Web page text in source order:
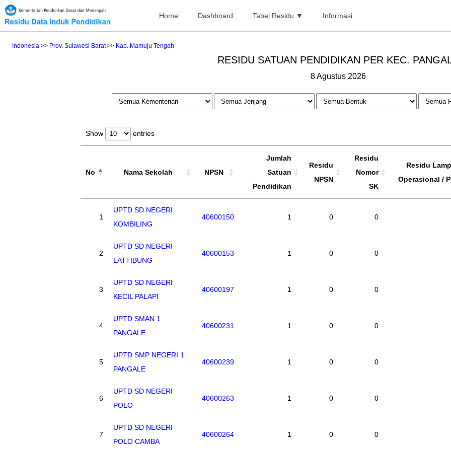
Home Dashboard Tabel Residu ▼ Informasi
Indonesia >> Prov. Sulawesi Barat>> Kab. Mamuju Tengah
RESIDU SATUAN PENDIDIKAN PER KEC.
8 Agustus 2026
Show entries
No Nama Sekolah NPSN
Jumlah
Satuan
Pendidikan
Residu
NPSN
Residu
Nomor
SK
Residu
Operasional /
1
UPTD SD NEGERI
KOMBILING
40600150 1 0 0
2
UPTD SD NEGERI
LATTIBUNG
40600153 1 0 0
3
UPTD SD NEGERI
KECIL PALAPI
40600197 1 0 0
4
UPTD SMAN 1
PANGALE
40600231 1 0 0
5
UPTD SMP NEGERI 1
PANGALE
40600239 1 0 0
6
UPTD SD NEGERI
POLO
40600263 1 0 0
7
UPTD SD NEGERI
POLO CAMBA
40600264 1 0 0